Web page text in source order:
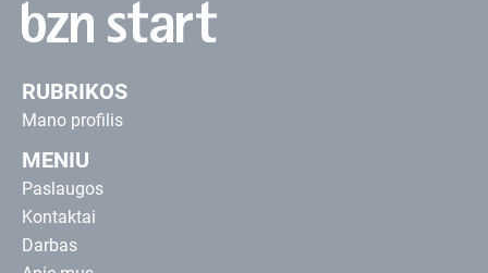
RUBRIKOS
Mano profilis
MENIU
Paslaugos
Kontaktai
Darbas